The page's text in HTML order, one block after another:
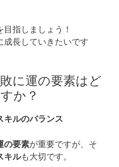
指しましょう！
成長していきたいです
に運の要素はど
か？
キルのバランス
の要素が重要ですが、そ
キルも大切です。